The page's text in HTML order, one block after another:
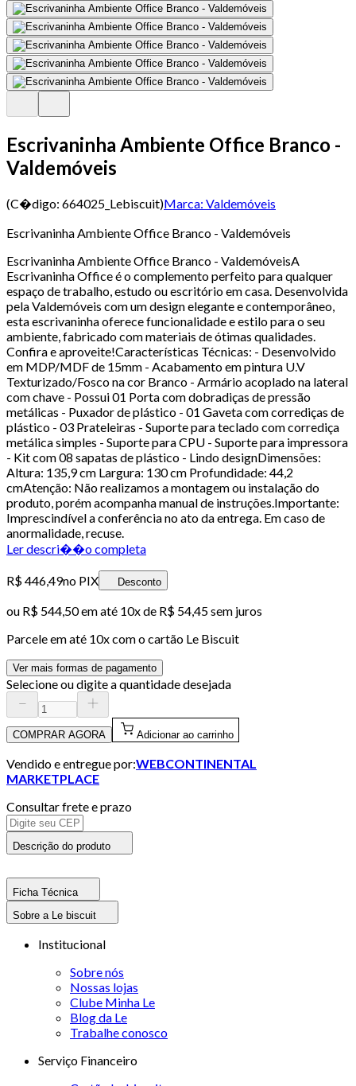
Escrivaninha Ambiente Office Branco -
Valdemóveis
(C�digo: 664025_Lebiscuit)Marca: Valdemóveis
Escrivaninha Ambiente Office Branco - Valdemóveis
Escrivaninha Ambiente Office Branco - ValdemóveisA
Escrivaninha Office é o complemento perfeito para qualquer
espaço de trabalho, estudo ou escritório em casa. Desenvolvida
pela Valdemóveis com um design elegante e contemporâneo,
esta escrivaninha oferece funcionalidade e estilo para o seu
ambiente, fabricado com materiais de ótimas qualidades.
Confira e aproveite!Características Técnicas: - Desenvolvido
em MDP/MDF de 15mm - Acabamento em pintura U.V
Texturizado/Fosco na cor Branco - Armário acoplado na lateral
com chave - Possui 01 Porta com dobradiças de pressão
metálicas - Puxador de plástico - 01 Gaveta com corrediças de
plástico - 03 Prateleiras - Suporte para teclado com corrediça
metálica simples - Suporte para CPU - Suporte para impressora
- Kit com 08 sapatas de plástico - Lindo designDimensões:
Altura: 135,9 cm Largura: 130 cm Profundidade: 44,2
cmAtenção: Não realizamos a montagem ou instalação do
produto, porém acompanha manual de instruções.Importante:
Imprescindível a conferência no ato da entrega. Em caso de
anormalidade, recuse.
Ler descri��o completa
R$ 446,49no PIX Desconto
ou R$ 544,50em até 10x de R$ 54,45 sem juros
Parcele em até 10x com o cartão Le Biscuit
Ver mais formas de pagamento
Selecione ou digite a quantidade desejada
COMPRAR AGORA Adicionar ao carrinho
Vendido e entregue por:WEBCONTINENTAL
MARKETPLACE
Consultar frete e prazo
Descrição do produto
Ficha Técnica
Sobre a Le biscuit
Institucional
Sobre nós
Nossas lojas
Clube Minha Le
Blog da Le
Trabalhe conosco
Serviço Financeiro